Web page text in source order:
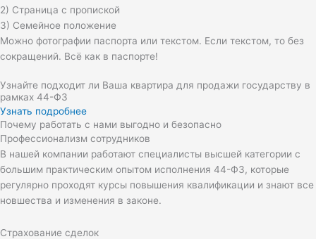
2) Страница с пропиской
3) Семейное положение
Можно фотографии паспорта или текстом. Если текстом, то без
сокращений. Всё как в паспорте!
Узнайте подходит ли Ваша квартира для продажи государству в
рамках 44-ФЗ
Узнать подробнее
Почему работать с нами выгодно и безопасно
Профессионализм сотрудников
В нашей компании работают специалисты высшей категории с
большим практическим опытом исполнения 44-ФЗ, которые
регулярно проходят курсы повышения квалификации и знают все
новшества и изменения в законе.
Страхование сделок